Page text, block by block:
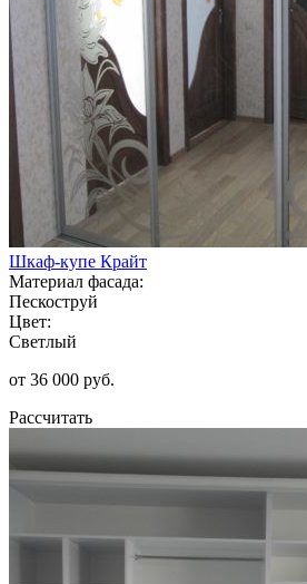
Шкаф-купе Крайт
Материал фасада:
Пескоструй
Цвет:
Светлый
от 36 000 руб.
Рассчитать